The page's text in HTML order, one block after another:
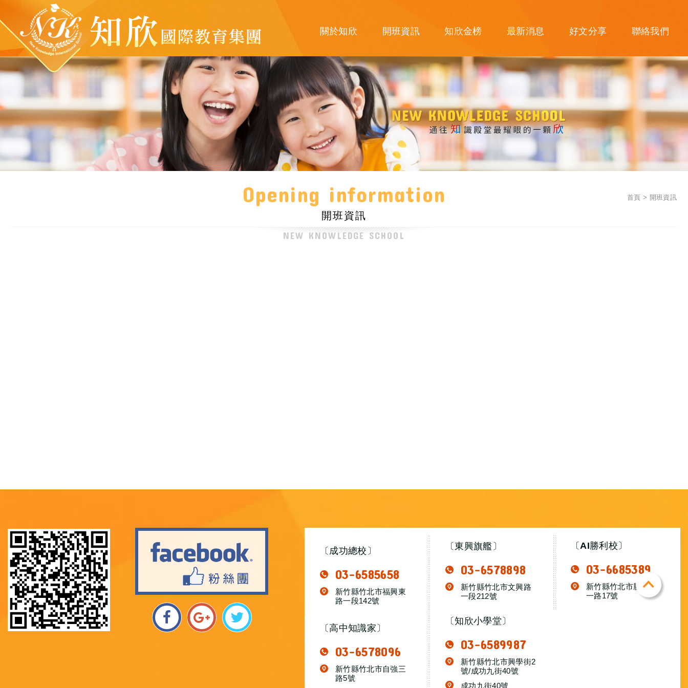
關於知欣 開班資訊 知欣金榜 最新消息 好文分享 聯絡我們
Opening information
開班資訊
首頁 開班資訊
〔成功總校〕
03-6585658
新竹縣竹北市福興東
路一段142號
〔東興旗艦〕
03-6578898
新竹縣竹北市文興路
一段212號
〔AI勝利校〕
03-6685389
新竹縣竹北市勝利十
一路17號
〔高中知識家〕
03-6578096
新竹縣竹北市自強三
路5號
〔知欣小學堂〕
03-6589987
新竹縣竹北市興學街2
號/成功九街40號​​
成功九街40號​​